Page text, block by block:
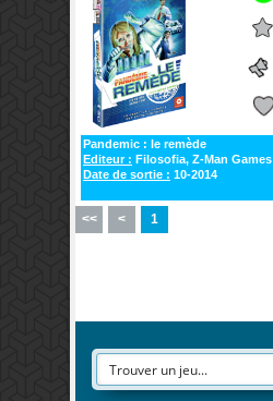
Pandemic : le remède
Editeur : Filosofia, Z-Man Games
Date de sortie : 10-2014
<< < 1